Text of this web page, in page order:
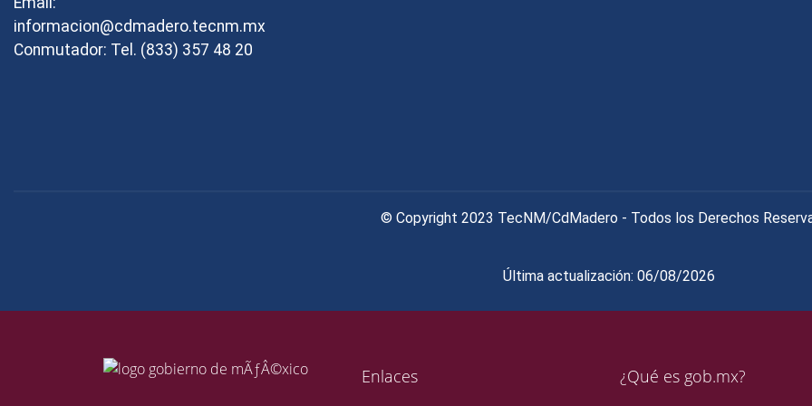
informacion@cdmadero.tecnm.mx
Conmutador: Tel. (833) 357 48 20
© Copyright 2023 TecNM/CdMadero - Todos los Derechos
Última actualización: 06/08/2026
Enlaces ¿Qué es gob.mx?